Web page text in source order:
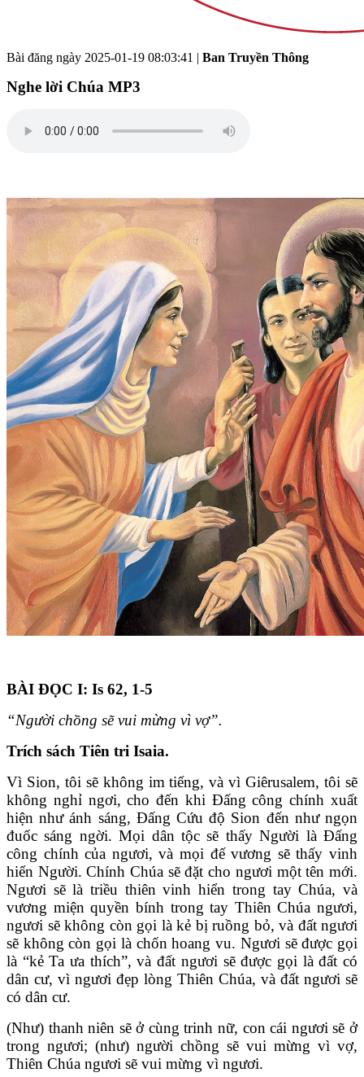
Bài đăng ngày 2025-01-19 08:03:41 | Ban Truyền Thông
Nghe lời Chúa MP3
BÀI ĐỌC I: Is 62, 1-5
“Người chồng sẽ vui mừng vì vợ”.
Trích sách Tiên tri Isaia.
Vì Sion, tôi sẽ không im tiếng, và vì Giêrusalem, tôi sẽ
không nghỉ ngơi, cho đến khi Đấng công chính xuất
hiện như ánh sáng, Đấng Cứu độ Sion đến như ngọn
đuốc sáng ngời. Mọi dân tộc sẽ thấy Người là Đấng
công chính của ngươi, và mọi đế vương sẽ thấy vinh
hiển Người. Chính Chúa sẽ đặt cho ngươi một tên mới.
Ngươi sẽ là triều thiên vinh hiển trong tay Chúa, và
vương miện quyền bính trong tay Thiên Chúa ngươi,
ngươi sẽ không còn gọi là kẻ bị ruồng bỏ, và đất ngươi
sẽ không còn gọi là chốn hoang vu. Ngươi sẽ được gọi
là “kẻ Ta ưa thích”, và đất ngươi sẽ được gọi là đất có
dân cư, vì ngươi đẹp lòng Thiên Chúa, và đất ngươi sẽ
có dân cư.
(Như) thanh niên sẽ ở cùng trinh nữ, con cái ngươi sẽ ở
trong ngươi; (như) người chồng sẽ vui mừng vì vợ,
Thiên Chúa ngươi sẽ vui mừng vì ngươi.